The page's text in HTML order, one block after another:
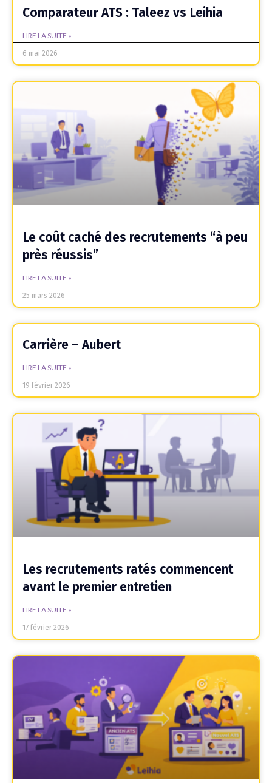
Comparateur ATS : Taleez vs Leihia
LIRE LA SUITE »
6 mai 2026
Le coût caché des recrutements “à peu
près réussis”
LIRE LA SUITE »
25 mars 2026
Carrière – Aubert
LIRE LA SUITE »
19 février 2026
Les recrutements ratés commencent
avant le premier entretien
LIRE LA SUITE »
17 février 2026